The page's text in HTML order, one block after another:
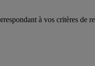
à vos critères de